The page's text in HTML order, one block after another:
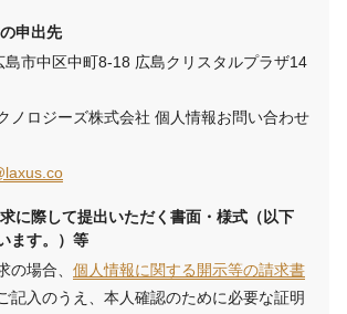
申出先
島市中区中町8-18 広島クリスタルプラザ14
ノロジーズ株式会社 個人情報お問い合わせ
に際して提出いただく書面・様式（以下
ます。）等
の場合、 個人情報に関する開示等の請求書
記入のうえ、本人確認のために必要な証明